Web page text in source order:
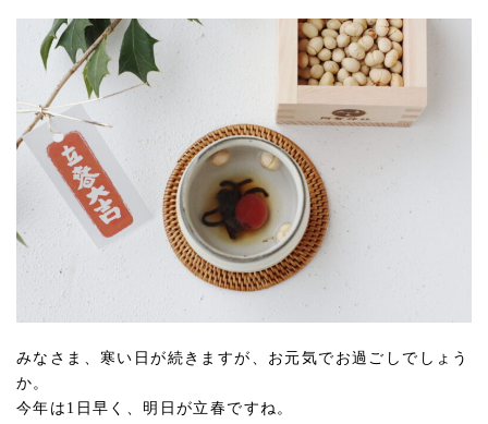
みなさま、寒い日が続きますが、お元気でお過ごしでしょう
か。
今年は1日早く、明日が立春ですね。